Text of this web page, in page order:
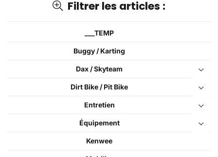
Filtrer les articles :
___TEMP
Buggy / Karting
Dax / Skyteam
Dirt Bike / Pit Bike
Entretien
Équipement
Kenwee